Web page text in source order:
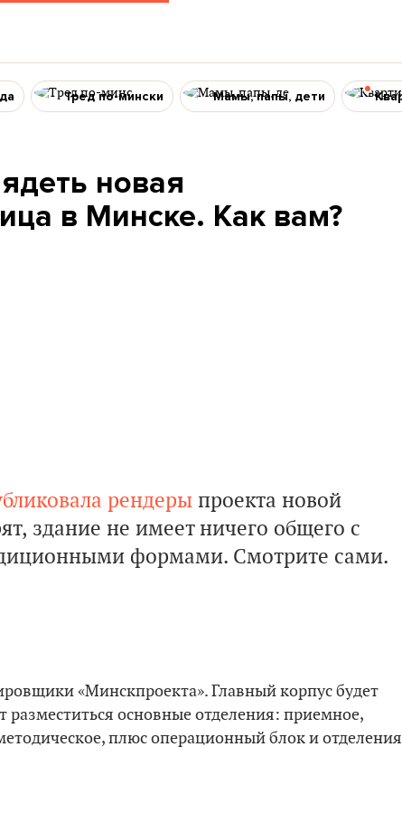
Тред по-мински Мамы, папы, дети
новая
в Минске. Как вам?
рендеры проекта новой
здание не имеет ничего общего с
формами. Смотрите сами.
«Минскпроекта». Главный корпус будет
основные отделения: приемное,
плюс операционный блок и отделения